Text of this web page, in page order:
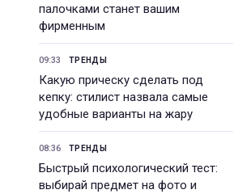
палочками станет вашим
фирменным
09:33 ТРЕНДЫ
Какую прическу сделать под
кепку: стилист назвала самые
удобные варианты на жару
08:36 ТРЕНДЫ
Быстрый психологический тест:
выбирай предмет на фото и